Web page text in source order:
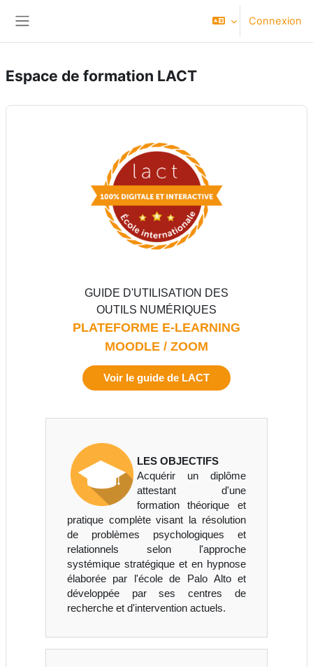
Connexion
Espace de formation LACT
GUIDE D'UTILISATION DES
OUTILS NUMÉRIQUES
PLATEFORME E-LEARNING
MOODLE / ZOOM
Voir le guide de LACT
LES OBJECTIFS
Acquérir un diplôme
attestant d'une
formation théorique et
pratique complète visant la résolution
de problèmes psychologiques et
relationnels selon l'approche
systémique stratégique et en hypnose
élaborée par l'école de Palo Alto et
développée par ses centres de
recherche et d'intervention actuels.